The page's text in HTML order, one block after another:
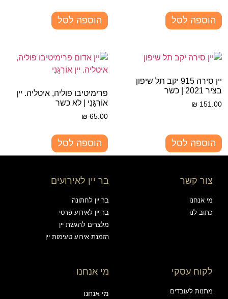
הוספה לסל הוספה לסל
יין סירה 915 יקב תל שיפון
בציר 2021 | כשר
₪ 151.00
הוספה לסל
פרימיטיבו פוליה, איטליה. יין
אוֹרְגָּנִי | לא כשר
₪ 65.00
הוספה לסל
צור קשר
מי אנחנו
כתוב לנו
בר יין לאירועים
בר יין לחתונה
בר יין לאירוע פרטי
מלצרים להגשת יין
הזמנת אירוע טעימות יין
לקוח עסקי
מתנות לעובדים
מי אנחנו
מי אנחנו